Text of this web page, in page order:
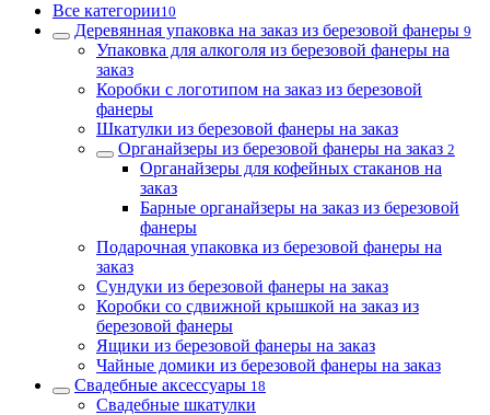
Все категории10
Деревянная упаковка на заказ из березовой фанеры 9
Упаковка для алкоголя из березовой фанеры на
заказ
Коробки с логотипом на заказ из березовой
фанеры
Шкатулки из березовой фанеры на заказ
Органайзеры из березовой фанеры на заказ 2
Органайзеры для кофейных стаканов на
заказ
Барные органайзеры на заказ из березовой
фанеры
Подарочная упаковка из березовой фанеры на
заказ
Сундуки из березовой фанеры на заказ
Коробки со сдвижной крышкой на заказ из
березовой фанеры
Ящики из березовой фанеры на заказ
Чайные домики из березовой фанеры на заказ
Свадебные аксессуары 18
Свадебные шкатулки